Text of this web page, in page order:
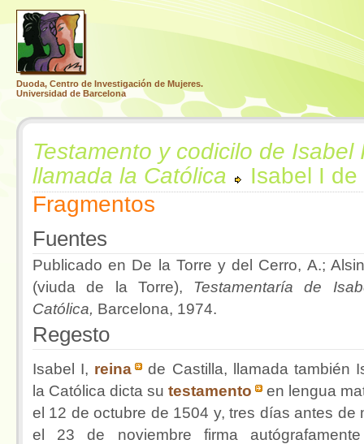
Duoda, Centro de Investigación de Mujeres.
Universidad de Barcelona
Testamento y codicilo de Isabel
llamada la Católica
Isabel I
Fragmentos
Fuentes
Publicado en De la Torre y del Cerro, A.;
(viuda de la Torre), Testamentaría de
Católica, Barcelona, 1974.
Regesto
Isabel I, reina
de Castilla, llamada también
la Católica dicta su testamento
en lengua
el 12 de octubre de 1504 y, tres días antes de
el 23 de noviembre firma